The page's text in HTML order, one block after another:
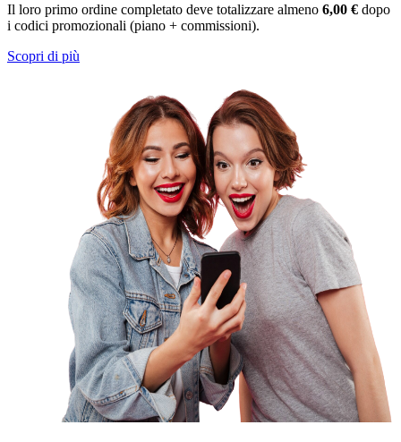
Il loro primo ordine completato deve totalizzare almeno 6,00 € dopo
i codici promozionali (piano + commissioni).
Scopri di più